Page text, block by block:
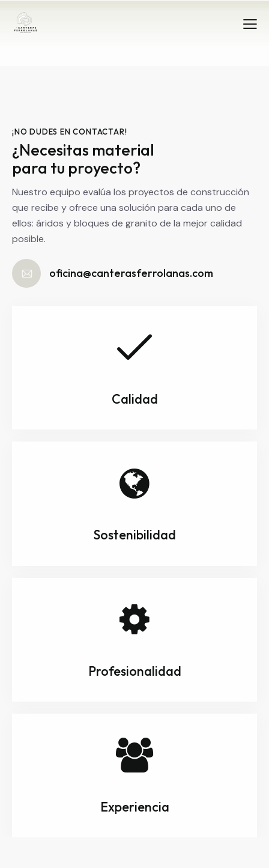
¡NO DUDES EN CONTACTAR!
¿Necesitas material
para tu proyecto?
Nuestro equipo evalúa los proyectos de construcción
que recibe y ofrece una solución para cada uno de
ellos: áridos y bloques de granito de la mejor calidad
posible.
oficina@canterasferrolanas.com
Calidad
Sostenibilidad
Profesionalidad
Experiencia